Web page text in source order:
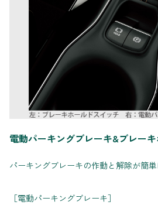
電動パーキングブレーキ&ブレー
パーキングブレーキの作動と解除が簡単
［電動パーキングブレーキ］